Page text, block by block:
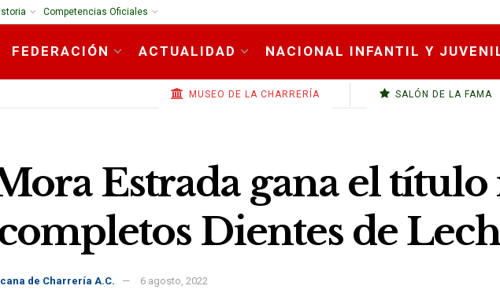
Competencias Oficiales
FEDERACIÓN ACTUALIDAD NACIONAL INFANTIL Y
MUSEO DE LA CHARRERÍA SALÓN DE LA FAMA
Estrada gana el
Dientes de
de Charrería A.C. 6 agosto, 2022